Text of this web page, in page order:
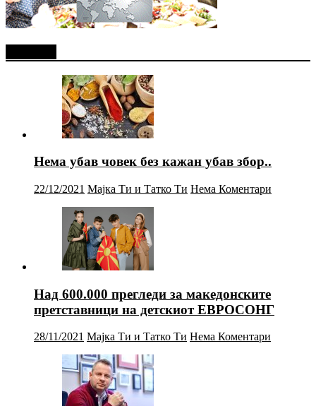
Нема убав човек без кажан убав збор..
22/12/2021 Мајка Ти и Татко Ти Нема Коментари
Над 600.000 прегледи за македонските
претставници на детскиот ЕВРОСОНГ
28/11/2021 Мајка Ти и Татко Ти Нема Коментари